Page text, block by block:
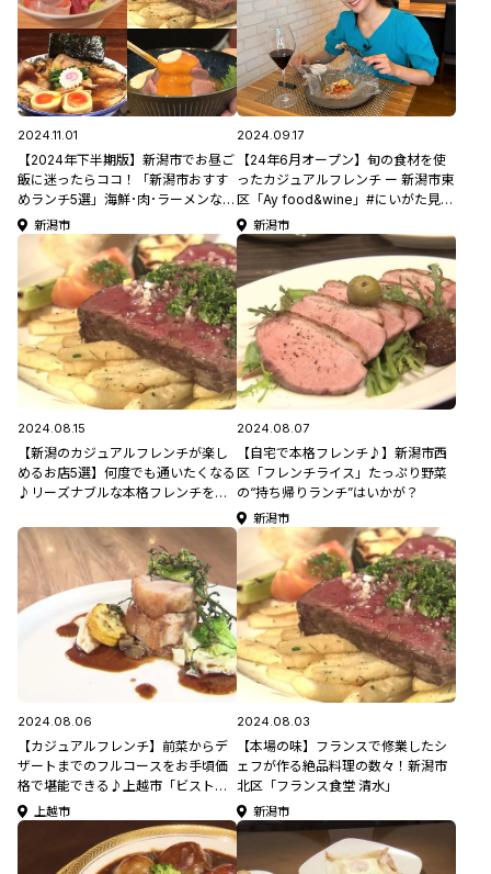
2024.11.01
【2024年下半期版】新潟市でお昼ご
飯に迷ったらココ！「新潟市おすす
めランチ5選」海鮮･肉･ラーメンなど
盛りだくさん！
新潟市
2024.09.17
【24年6月オープン】旬の食材を使
ったカジュアルフレンチ ー 新潟市東
区「Ay food&wine」#にいがた見っ
けたい
新潟市
2024.08.15
【新潟のカジュアルフレンチが楽し
めるお店5選】何度でも通いたくなる
♪リーズナブルな本格フレンチを堪
2024.08.07
【自宅で本格フレンチ♪】新潟市西
区「フレンチライス」たっぷり野菜
の“持ち帰りランチ”はいかが？
新潟市
2024.08.06
【カジュアルフレンチ】前菜からデ
ザートまでのフルコースをお手頃価
格で堪能できる♪上越市「ビストロ
デザミアンティム」
上越市
2024.08.03
【本場の味】フランスで修業したシ
ェフが作る絶品料理の数々！新潟市
北区「フランス食堂 清水」
新潟市